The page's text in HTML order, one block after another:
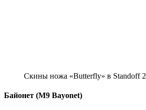
Скины ножа «Butterfly» в Standoff 2
Байонет (M9 Bayonet)